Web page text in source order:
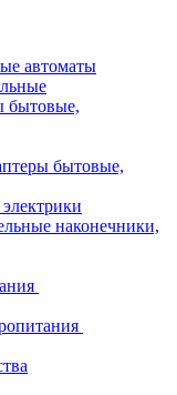
автоматы
бытовые,
бытовые,
наконечники,